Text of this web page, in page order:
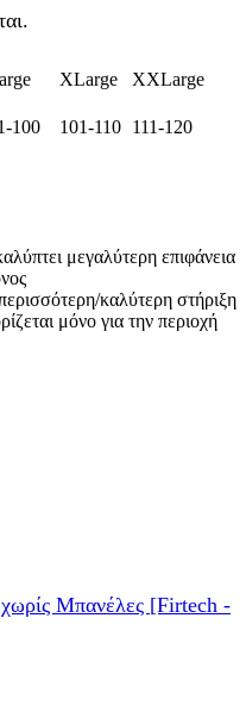
XLarge
XXLarge
100 101-110 111-120
μεγαλύτερη επιφάνεια
καλύτερη στήριξη
μόνο για την περιοχή
χωρίς Μπανέλες [Firtech -